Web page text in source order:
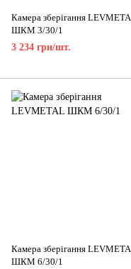
Камера зберігання
ШКМ 3/30/1
3 234 грн/шт.
Камера зберігання
ШКМ 6/30/1